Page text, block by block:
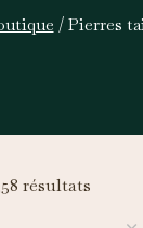
/ Pierres
résultats